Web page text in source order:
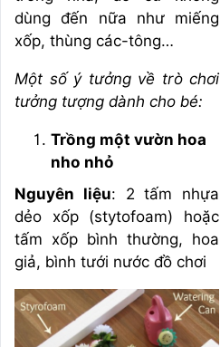
dùng đến nữa như miếng
xốp, thùng các-tông…
Một số ý tưởng về trò chơi
tưởng tượng dành cho bé:
Trồng một vườn hoa
nho nhỏ
Nguyên liệu: 2 tấm nhựa
dẻo xốp (stytofoam) hoặc
tấm xốp bình thường, hoa
giả, bình tưới nước đồ chơi